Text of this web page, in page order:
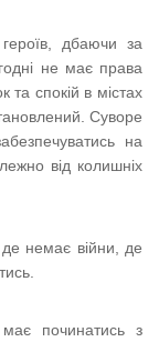
дбаючи за
не має права
спокій в містах
Суворе
на
від колишніх
де немає війни, де
починатись з